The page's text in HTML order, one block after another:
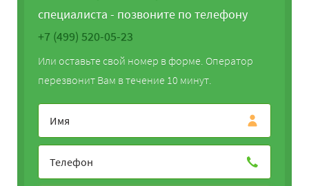
специалиста - позвоните по телефону
+7 (499) 520-05-23
Или оставьте свой номер в форме. Оператор
перезвонит Вам в течение 10 минут.